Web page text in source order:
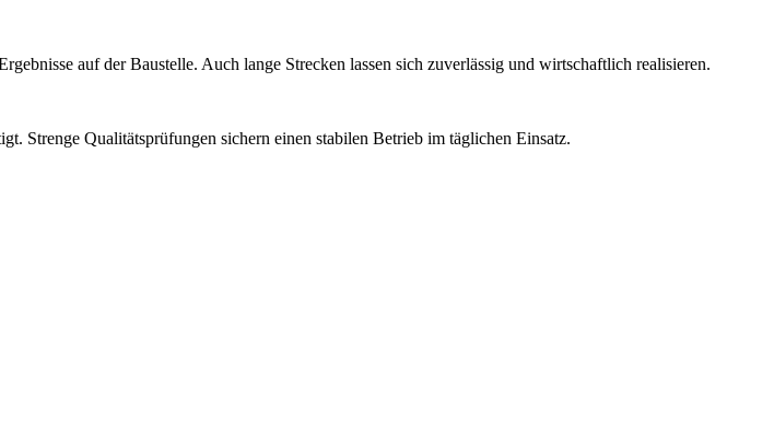
auf der Baustelle. Auch lange Strecken lassen sich zuverlässig und wirtschaftlich realisieren.
Strenge Qualitätsprüfungen sichern einen stabilen Betrieb im täglichen Einsatz.